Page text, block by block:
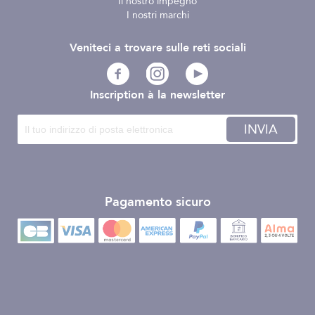
I nostri marchi
Inscription à la newsletter
INVIA
Pagamento sicuro
Veniteci a trovare sulle reti sociali